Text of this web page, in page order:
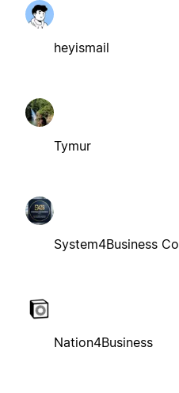
heyismail
Tymur
System4Business Co
Nation4Business